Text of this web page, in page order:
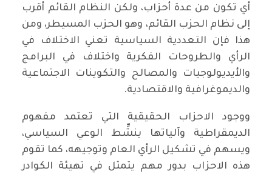
أي تكون من عدة أحزاب، ولكن النظام القائم أقرب
إلى نظام الحزب القائم، وهو الحزب المسيطر، ومن
هذا فإن التعددية السياسية تعني الاختلاف في
الرأي والطروحات الفكرية واختلاف في البرامج
والأيديولوجيات والمصالح والتكوينات الاجتماعية
والديموغرافية والاقتصادية.
ووجود الاحزاب الحقيقية التي تعتمد مفهوم
الديمقراطية وآلياتها ينشِّط الوعي السياسي،
ويسهم في تشكيل الرأي العام وتوجيهه، كما تقوم
هذه الاحزاب بدور مهم يتمثل في تهيئة الكوادر